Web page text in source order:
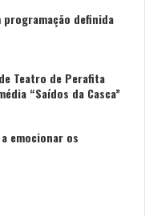
programação definida
Teatro de Perafita
“Saídos da Casca”
emocionar os